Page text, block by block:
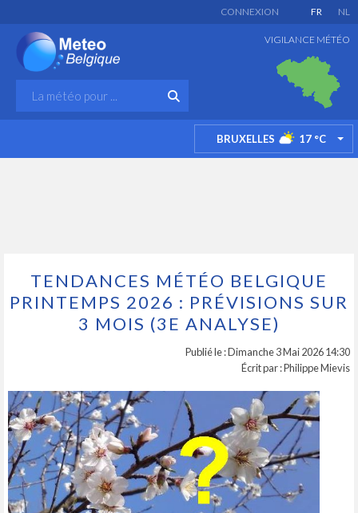
FR NL
CONNEXION
VIGILANCE MÉTÉO
BRUXELLES 17 °C
TENDANCES MÉTÉO BELGIQUE
PRINTEMPS 2026 : PRÉVISIONS SUR
3 MOIS (3E ANALYSE)
Publié le : Dimanche 3 Mai 2026 14:30
Écrit par : Philippe Mievis